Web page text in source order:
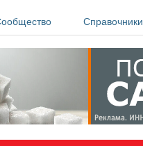
Справочники